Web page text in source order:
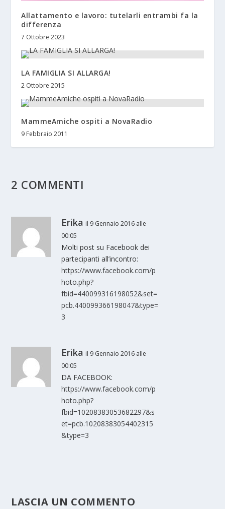
Allattamento e lavoro: tutelarli entrambi fa la
differenza
7 Ottobre 2023
LA FAMIGLIA SI ALLARGA!
2 Ottobre 2015
MammeAmiche ospiti a NovaRadio
9 Febbraio 2011
2 COMMENTI
Erika il 9 Gennaio 2016 alle
00:05
Molti post su Facebook dei
partecipanti all’incontro:
https://www.facebook.com/p
hoto.php?
fbid=440099316198052&set=
pcb.440099366198047&type=
3
Erika il 9 Gennaio 2016 alle
00:05
DA FACEBOOK:
https://www.facebook.com/p
hoto.php?
fbid=10208383053682297&s
et=pcb.10208383054402315
&type=3
LASCIA UN COMMENTO